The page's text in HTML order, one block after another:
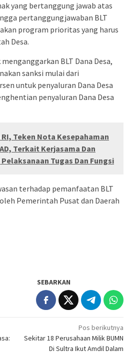
yang bertanggung jawab atas
pertanggungjawaban BLT
program prioritas yang harus
Desa.
BLT Dana Desa,
sanksi mulai dari
untuk penyaluran Dana Desa
penyaluran Dana Desa
RI, Teken Nota Kesepahaman
Terkait Kerjasama Dan
Tugas Dan Fungsi
terhadap pemanfaatan BLT
Pemerintah Pusat dan Daerah
SEBARKAN
Pos berikutnya
Sekitar 18 Perusahaan Milik BUMN
Di Sultra Ikut Amdil Dalam